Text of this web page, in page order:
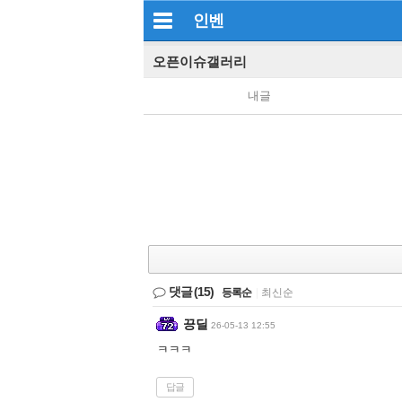
인벤
오픈이슈갤러리
내글
댓글(15) 등록순 최신순
끙딜 26-05-13 12:55
ㅋㅋㅋ
답글